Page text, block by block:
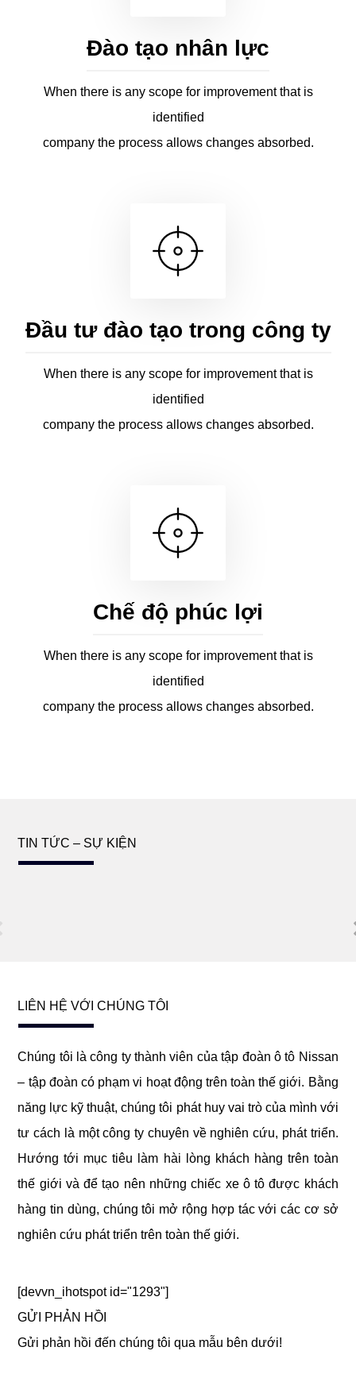
Đào tạo nhân lực
When there is any scope for improvement that is
identified
company the process allows changes absorbed.
Đầu tư đào tạo trong công ty
When there is any scope for improvement that is
identified
company the process allows changes absorbed.
Chế độ phúc lợi
When there is any scope for improvement that is
identified
company the process allows changes absorbed.
TIN TỨC – SỰ KIỆN
LIÊN HỆ VỚI CHÚNG TÔI
Chúng tôi là công ty thành viên của tập đoàn ô tô Nissan
– tập đoàn có phạm vi hoạt động trên toàn thế giới. Bằng
năng lực kỹ thuật, chúng tôi phát huy vai trò của mình với
tư cách là một công ty chuyên về nghiên cứu, phát triển.
Hướng tới mục tiêu làm hài lòng khách hàng trên toàn
thế giới và để tạo nên những chiếc xe ô tô được khách
hàng tin dùng, chúng tôi mở rộng hợp tác với các cơ sở
nghiên cứu phát triển trên toàn thế giới.
[devvn_ihotspot id="1293"]
GỬI PHẢN HỒI
Gửi phản hồi đến chúng tôi qua mẫu bên dưới!